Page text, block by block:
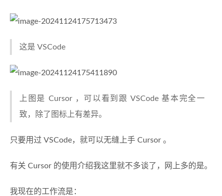
这是 VSCode
上图是 Cursor ，可以看到跟 VSCode 基本完全一
致，除了图标上有差异。
只要用过 VSCode，就可以无缝上手 Cursor 。
有关 Cursor 的使用介绍我这里就不多谈了，网上多的是。
我现在的工作流是：